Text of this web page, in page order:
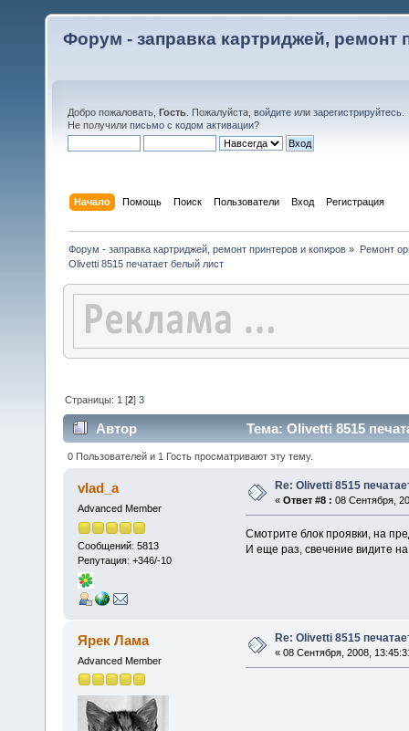
Форум - заправка картриджей, ремонт
Добро пожаловать, Гость . Пожалуйста, войдите или зарегистрируйтесь
Не получили письмо с кодом активации?
Начало Помощь Поиск Пользователи Вход Регистрация
Форум - заправка картриджей, ремонт принтеров и копиров » Ремонт
Olivetti 8515 печатает белый лист
Страницы: 1 [2]3
Автор Тема: Olivetti 8515
0 Пользователей и 1 Гость просматривают эту тему.
vlad_a
Advanced Member
Сообщений: 5813
Репутация: +346/-10
Re: Olivetti 8515
« Ответ #8 : 08 Сентября,
Смотрите блок проявки, на
И еще раз, свечение видите
Ярек Лама
Advanced Member
Re: Olivetti 8515
« 08 Сентября, 2008,